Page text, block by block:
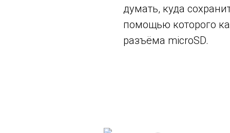
думать, куда
помощью которого
разъёма microSD.